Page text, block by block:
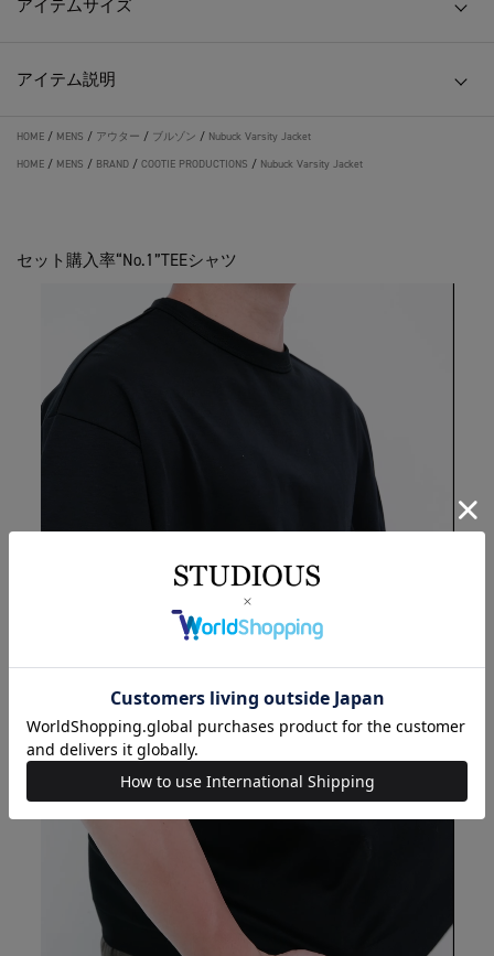
アイテムサイズ
アイテム説明
HOME / MENS / アウター / ブルゾン / Nubuck Varsity Jacket
HOME / MENS / BRAND / COOTIE PRODUCTIONS / Nubuck Varsity Jacket
セット購入率“No.1”TEEシャツ